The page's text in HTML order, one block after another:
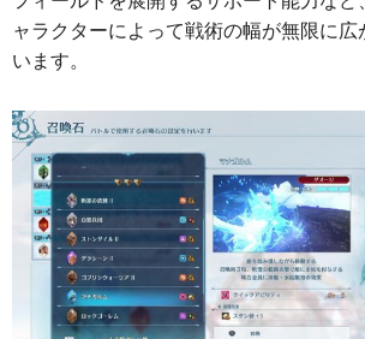
ャラクターによって戦術の幅が無限に広
います。